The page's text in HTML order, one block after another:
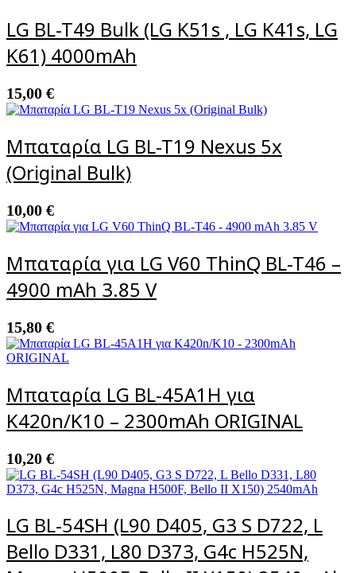
LG BL-T49 Bulk (LG K51s , LG K41s, LG
K61) 4000mAh
15,00 €
Μπαταρία LG BL-T19 Nexus 5x
(Original Bulk)
10,00 €
Μπαταρία για LG V60 ThinQ BL-T46 –
4900 mAh 3.85 V
15,80 €
Μπαταρία LG BL-45A1H για
K420n/K10 – 2300mAh ORIGINAL
10,20 €
LG BL-54SH (L90 D405, G3 S D722, L
Bello D331, L80 D373, G4c H525N,